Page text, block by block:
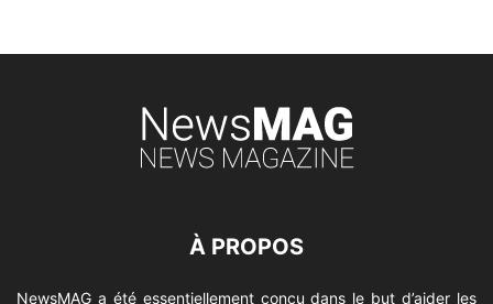
À PROPOS
NewsMAG a été essentiellement conçu dans le but d’aider les